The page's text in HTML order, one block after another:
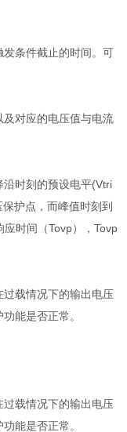
条件截止的时间。可
对应的电压值与电流
时刻的预设电平(Vtri
护点，而峰值时刻到
时间（Tovp），Tovp
载情况下的输出电压
能是否正常。
载情况下的输出电压
能是否正常。